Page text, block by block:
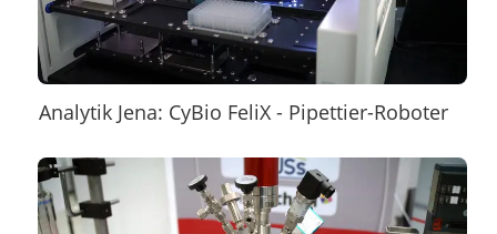
Analytik Jena: CyBio FeliX - Pipettier-Roboter